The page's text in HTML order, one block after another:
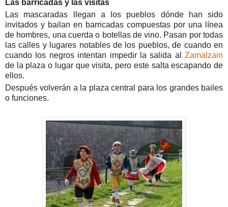
Las barricadas y las visitas
Las mascaradas llegan a los pueblos dónde han sido
invitados y bailan en barricadas compuestas por una línea
de hombres, una cuerda o botellas de vino. Pasan por todas
las calles y lugares notables de los pueblos, de cuando en
cuando los negros intentan impedir la salida al Zamalzain
de la plaza o lugar que visita, pero este salta escapando de
ellos.
Después volverán a la plaza central para los grandes bailes
o funciones.